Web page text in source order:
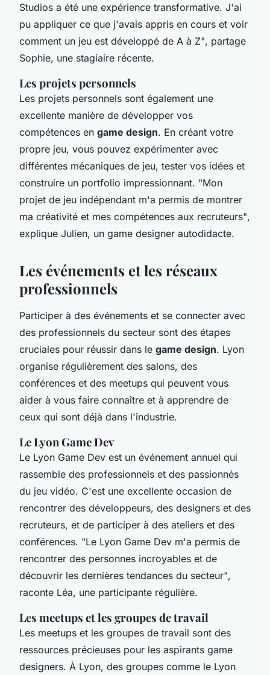
Studios a été une expérience transformative. J'ai
pu appliquer ce que j'avais appris en cours et voir
comment un jeu est développé de A à Z", partage
Sophie, une stagiaire récente.
Les projets personnels
Les projets personnels sont également une
excellente manière de développer vos
compétences en game design. En créant votre
propre jeu, vous pouvez expérimenter avec
différentes mécaniques de jeu, tester vos idées et
construire un portfolio impressionnant. "Mon
projet de jeu indépendant m'a permis de montrer
ma créativité et mes compétences aux recruteurs",
explique Julien, un game designer autodidacte.
Les événements et les réseaux
professionnels
Participer à des événements et se connecter avec
des professionnels du secteur sont des étapes
cruciales pour réussir dans le game design. Lyon
organise régulièrement des salons, des
conférences et des meetups qui peuvent vous
aider à vous faire connaître et à apprendre de
ceux qui sont déjà dans l'industrie.
Le Lyon Game Dev
Le Lyon Game Dev est un événement annuel qui
rassemble des professionnels et des passionnés
du jeu vidéo. C'est une excellente occasion de
rencontrer des développeurs, des designers et des
recruteurs, et de participer à des ateliers et des
conférences. "Le Lyon Game Dev m'a permis de
rencontrer des personnes incroyables et de
découvrir les dernières tendances du secteur",
raconte Léa, une participante régulière.
Les meetups et les groupes de travail
Les meetups et les groupes de travail sont des
ressources précieuses pour les aspirants game
designers. À Lyon, des groupes comme le Lyon